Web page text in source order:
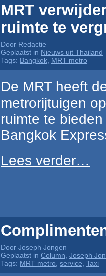
MRT
ruimte te
Door Redactie
Geplaatst in Nieuws uit Thailand
Tags: Bangkok MRT metro
De MRT heeft
metrorijtuigen
ruimte te
Bangkok
Lees verder…
Door Joseph Jongen
Geplaatst in Column Joseph
Tags: MRT metro service Taxi